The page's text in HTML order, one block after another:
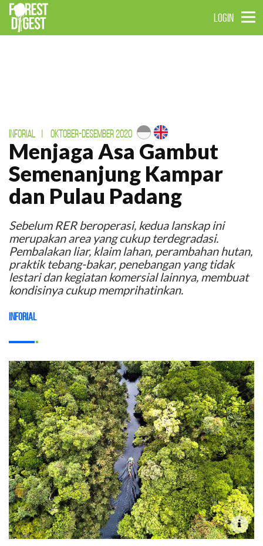
LOGIN
INFORIAL OKTOBER-DESEMBER 2020
Menjaga Asa Gambut
Semenanjung Kampar
dan Pulau Padang
Sebelum RER beroperasi, kedua lanskap ini
merupakan area yang cukup terdegradasi.
Pembalakan liar, klaim lahan, perambahan hutan,
praktik tebang-bakar, penebangan yang tidak
lestari dan kegiatan komersial lainnya, membuat
kondisinya cukup memprihatinkan.
Inforial